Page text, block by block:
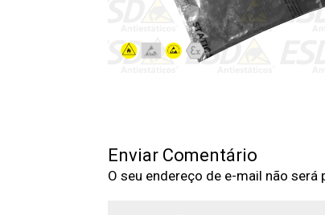
Enviar Comentário
O seu endereço de e-mail não será